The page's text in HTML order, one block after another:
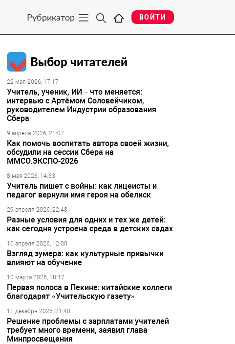
Рубрикатор ВОЙТИ
Выбор читателей
22 мая 2026, 17:17
Учитель, ученик, ИИ – что меняется:
интервью с Артёмом Соловейчиком,
руководителем Индустрии образования
Сбера
9 апреля 2026, 21:07
Как помочь воспитать автора своей жизни,
обсудили на сессии Сбера на
ММСО.ЭКСПО-2026
8 мая 2026, 14:33
Учитель пишет с войны: как лицеисты и
педагог вернули имя героя на обелиск
29 апреля 2026, 22:48
Разные условия для одних и тех же детей:
как сегодня устроена среда в детских садах
10 апреля 2026, 12:00
Взгляд зумера: как культурные привычки
влияют на обучение
10 марта 2026, 18:17
Первая полоса в Пекине: китайские коллеги
благодарят «Учительскую газету»
11 декабря 2025, 21:40
Решение проблемы с зарплатами учителей
требует много времени, заявил глава
Минпросвещения